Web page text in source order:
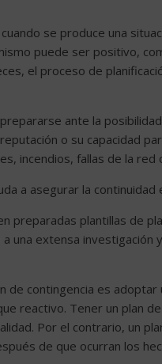
se produce una
puede ser positivo,
el proceso de
ante la
o su capacidad
incendios, fallas de la red
a asegurar la
preparadas plantillas de
una extensa
de contingencia es
reactivo. Tener un plan
Por el contrario, un
de que ocurran los